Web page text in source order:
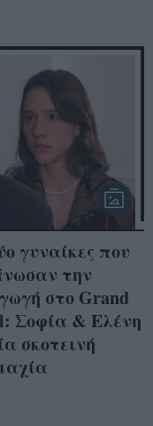
γυναίκες που
την
στο Grand
Σοφία & Ελένη
σκοτεινή